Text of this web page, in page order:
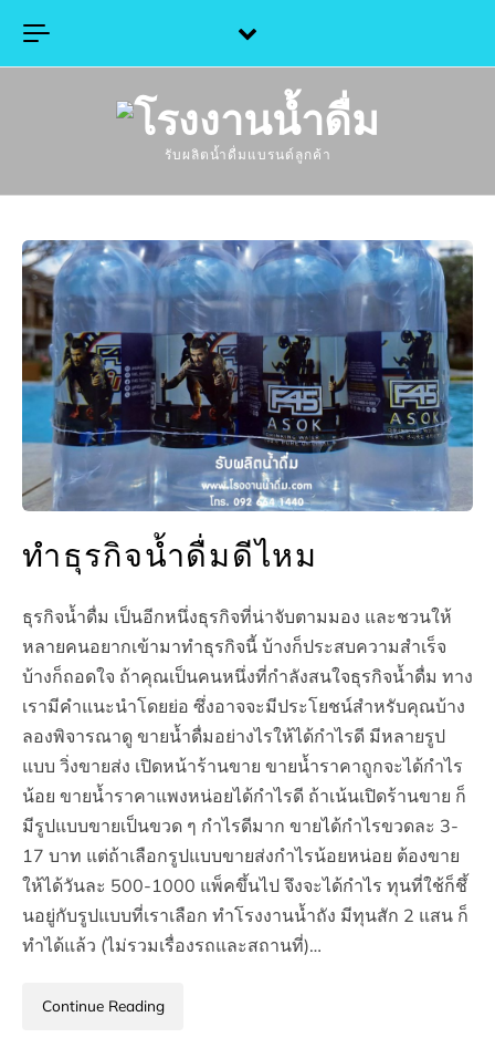
รับผลิตน้ำดื่มแบรนด์ลูกค้า
ทำธุรกิจน้ำดื่มดีไหม
ธุรกิจน้ำดื่ม เป็นอีกหนึ่งธุรกิจที่น่าจับตามมอง และชวนให้
หลายคนอยากเข้ามาทำธุรกิจนี้ บ้างก็ประสบความสำเร็จ
บ้างก็ถอดใจ ถ้าคุณเป็นคนหนึ่งที่กำลังสนใจธุรกิจน้ำดื่ม ทาง
เรามีคำแนะนำโดยย่อ ซึ่งอาจจะมีประโยชน์สำหรับคุณบ้าง
ลองพิจารณาดู ขายน้ำดื่มอย่างไรให้ได้กำไรดี มีหลายรูป
แบบ วิ่งขายส่ง เปิดหน้าร้านขาย ขายน้ำราคาถูกจะได้กำไร
น้อย ขายน้ำราคาแพงหน่อยได้กำไรดี ถ้าเน้นเปิดร้านขาย ก็
มีรูปแบบขายเป็นขวด ๆ กำไรดีมาก ขายได้กำไรขวดละ 3-
17 บาท แต่ถ้าเลือกรูปแบบขายส่งกำไรน้อยหน่อย ต้องขาย
ให้ได้วันละ 500-1000 แพ็คขึ้นไป จึงจะได้กำไร ทุนที่ใช้ก็ชึ้
นอยู่กับรูปแบบที่เราเลือก ทำโรงงานน้ำถัง มีทุนสัก 2 แสน ก็
ทำได้แล้ว (ไม่รวมเรื่องรถและสถานที่)…
Continue Reading